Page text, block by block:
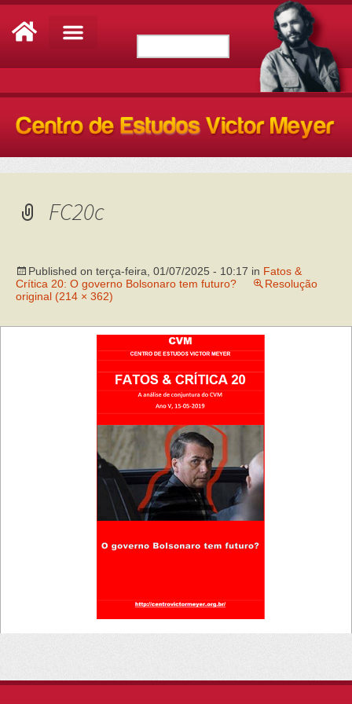
FC20c
Published on terça-feira, 01/07/2025 - 10:17 in Fatos &
Crítica 20: O governo Bolsonaro tem futuro?
Resolução
original (214 × 362)